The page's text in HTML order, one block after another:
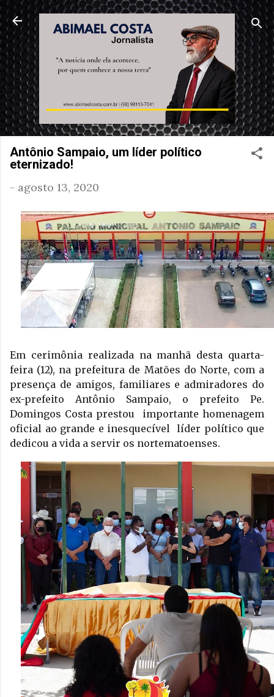
Pular para o
Antônio Sampaio, um líder político
eternizado!
- agosto 13, 2020
Em cerimônia realizada na manhã desta quarta-
feira (12), na prefeitura de Matões do Norte, com a
presença de amigos, familiares e admiradores do
ex-prefeito Antônio Sampaio, o prefeito Pe.
Domingos Costa prestou  importante homenagem
oficial ao grande e inesquecível  líder político que
dedicou a vida a servir os nortematoenses.